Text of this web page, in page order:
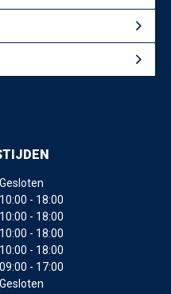
Gesloten
10:00 - 18:00
10:00 - 18:00
10:00 - 18:00
10:00 - 18:00
09:00 - 17:00
Gesloten